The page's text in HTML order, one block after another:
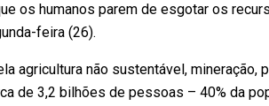
os humanos parem de esgotar os
feira (26).
agricultura não sustentável, mineração,
de 3,2 bilhões de pessoas – 40% da